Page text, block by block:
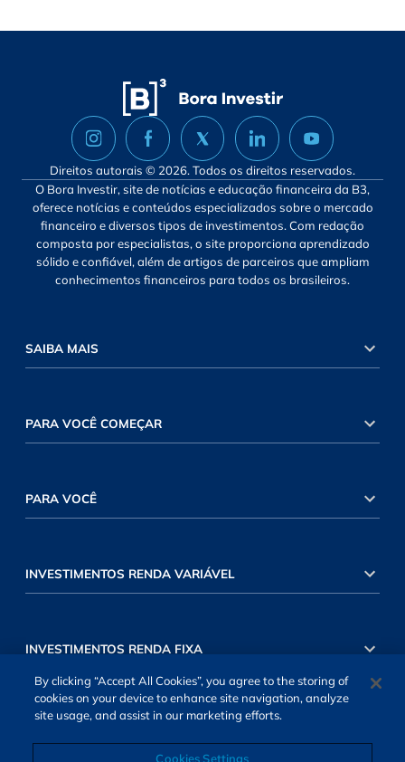
Direitos autorais © 2026. Todos os direitos reservados.
O Bora Investir, site de notícias e educação financeira da B3,
oferece notícias e conteúdos especializados sobre o mercado
financeiro e diversos tipos de investimentos. Com redação
composta por especialistas, o site proporciona aprendizado
sólido e confiável, além de artigos de parceiros que ampliam
conhecimentos financeiros para todos os brasileiros.
SAIBA MAIS
PARA VOCÊ COMEÇAR
PARA VOCÊ
INVESTIMENTOS RENDA VARIÁVEL
INVESTIMENTOS RENDA FIXA
By clicking “Accept All Cookies”, you agree to the storing of
cookies on your device to enhance site navigation, analyze
site usage, and assist in our marketing efforts.
Cookies Settings